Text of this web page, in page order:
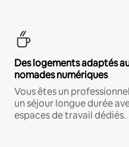
Des logements adaptés
nomades numériques
Vous êtes un
un séjour longue durée
espaces de travail dédiés.